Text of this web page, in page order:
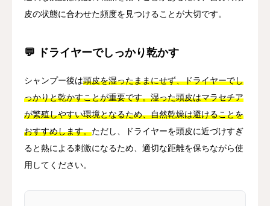
皮の状態に合わせた頻度を見つけることが大切です。
💬 ドライヤーでしっかり乾かす
シャンプー後は頭皮を湿ったままにせず、ドライヤーでし
っかりと乾かすことが重要です。湿った頭皮はマラセチア
が繁殖しやすい環境となるため、自然乾燥は避けることを
おすすめします。ただし、ドライヤーを頭皮に近づけすぎ
ると熱による刺激になるため、適切な距離を保ちながら使
用してください。